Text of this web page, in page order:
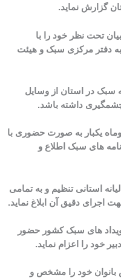
گزارش نماید.
تحت نظر خود را با
دفتر مرکزی سبک و هیئت
سبک در استان از وسایل
چشمگیری داشته باشد.
یکبار به صورت حضوری با
های سبک اطلاع و
استانی تنظیم و به تمامی
اجرای دقیق آن ابلاغ نماید.
های سبک کشور حضور
خود را اعزام نماید.
بانوان خود را مشخص و